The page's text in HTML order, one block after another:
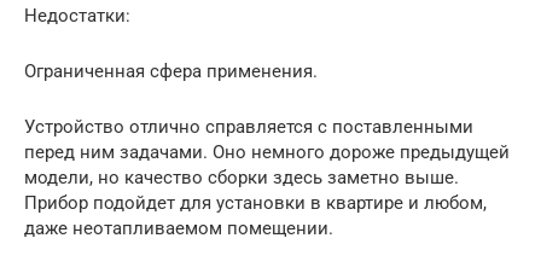
Недостатки:
Ограниченная сфера применения.
Устройство отлично справляется с поставленными
перед ним задачами. Оно немного дороже предыдущей
модели, но качество сборки здесь заметно выше.
Прибор подойдет для установки в квартире и любом,
даже неотапливаемом помещении.